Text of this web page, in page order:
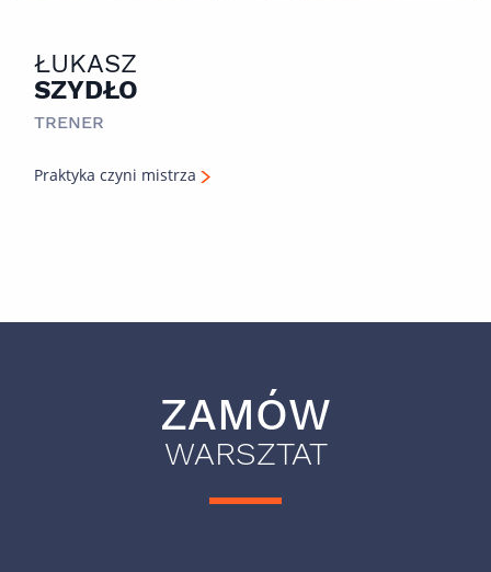
ŁUKASZ
SZYDŁO
TRENER
Praktyka czyni mistrza
ZAMÓW
WARSZTAT